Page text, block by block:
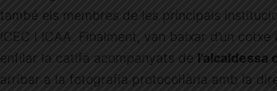
també els membres de les principals
ICEC i ICAA. Finalment, van baixar d’un
enfilar la catifa acompanyats de l’alcaldessa
arribar a la fotografia protocol·lària amb la